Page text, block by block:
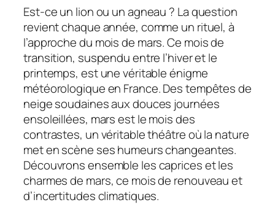
Est-ce un lion ou un agneau ? La question
revient chaque année, comme un rituel, à
l’approche du mois de mars. Ce mois de
transition, suspendu entre l’hiver et le
printemps, est une véritable énigme
météorologique en France. Des tempêtes de
neige soudaines aux douces journées
ensoleillées, mars est le mois des
contrastes, un véritable théâtre où la nature
met en scène ses humeurs changeantes.
Découvrons ensemble les caprices et les
charmes de mars, ce mois de renouveau et
d’incertitudes climatiques.